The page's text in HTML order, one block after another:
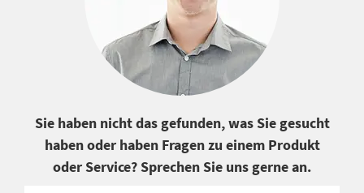
Sie haben nicht das gefunden, was Sie gesucht
haben oder haben Fragen zu einem Produkt
oder Service? Sprechen Sie uns gerne an.